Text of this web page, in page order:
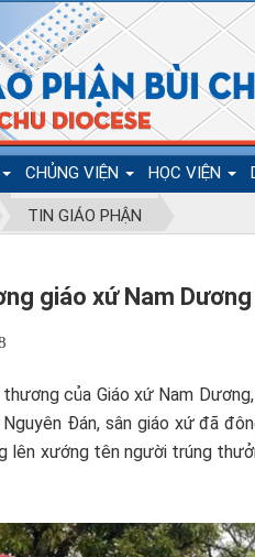
CHỦNG VIỆN HỌC VIỆN
TIN GIÁO PHẬN
giáo xứ Nam
của Giáo xứ Nam
Đán, sân giáo xứ đã
lên xướng tên người trúng